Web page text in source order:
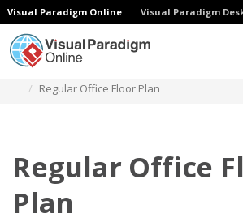
Visual Paradigm Online Visual Paradigm
Regular Office Floor Plan
Regular Office
Plan